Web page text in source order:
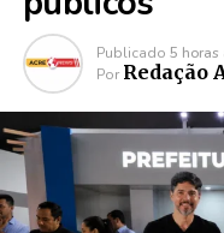
Publicado 5 horas
Por Redação